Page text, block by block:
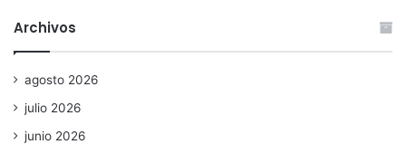
Archivos
agosto 2026
julio 2026
junio 2026